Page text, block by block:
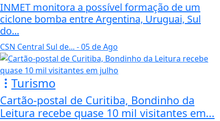
INMET monitora a possível formação de um
ciclone bomba entre Argentina, Uruguai, Sul
do...
CSN Central Sul de... - 05 de Ago
Turismo
Cartão-postal de Curitiba, Bondinho da
Leitura recebe quase 10 mil visitantes em...